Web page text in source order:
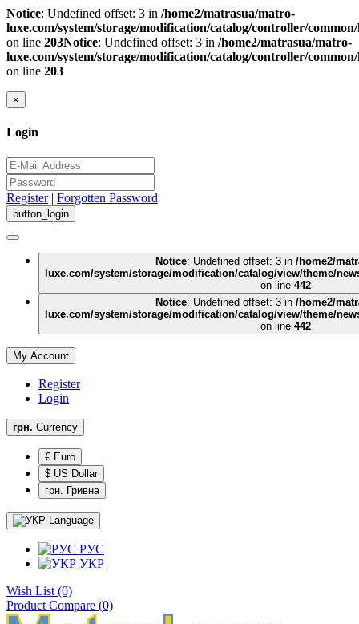
Notice: Undefined offset: 3 in /home2/matrasua/matro-
luxe.com/system/storage/modification/catalog/controller/
on line 203Notice: Undefined offset: 3 in /home2/matrasua/matro-
luxe.com/system/storage/modification/catalog/controller/
on line 203
×
Login
Register| Forgotten Password
Notice: Undefined offset: 3 in /home2/
luxe.com/system/storage/modification/catalog/view/theme/
on line 442
Notice: Undefined offset: 3 in /home2/
luxe.com/system/storage/modification/catalog/view/theme/
on line 442
My Account
Register
Login
грн. Currency
€ Euro
$ US Dollar
грн. Гривна
Language
РУС
УКР
Wish List (0)
Product Compare (0)